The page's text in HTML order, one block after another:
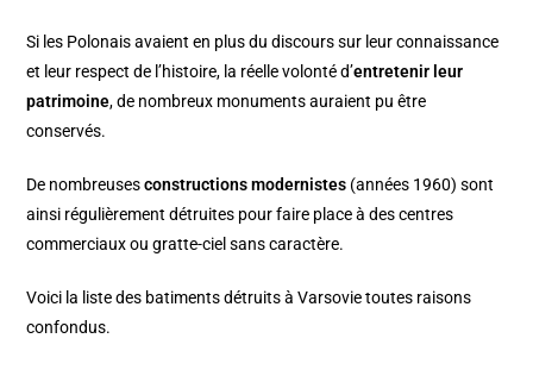
Si les Polonais avaient en plus du discours sur leur connaissance
et leur respect de l’histoire, la réelle volonté d’entretenir leur
patrimoine, de nombreux monuments auraient pu être
conservés.
De nombreusesconstructions modernistes (années 1960) sont
ainsi régulièrement détruites pour faire place à des centres
commerciaux ou gratte-ciel sans caractère.
Voici la liste des batiments détruits à Varsovietoutes raisons
confondus.